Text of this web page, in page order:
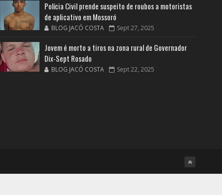
Polícia Civil prende suspeito de roubos a motoristas
de aplicativo em Mossoró
BLOG JACÓ COSTA Sept 27, 2025
Jovem é morto a tiros na zona rural de Governador
Dix-Sept Rosado
BLOG JACÓ COSTA Sept 22, 2025